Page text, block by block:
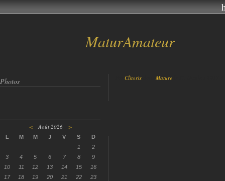
MaturAmateur
Photos
<Août 2026 >
L M M J V S
D
1
2
3
4 5 6 7 8
9
10
11 12 13 14 15
16
17
18 19 20 21 22
23
Clitorix Mature